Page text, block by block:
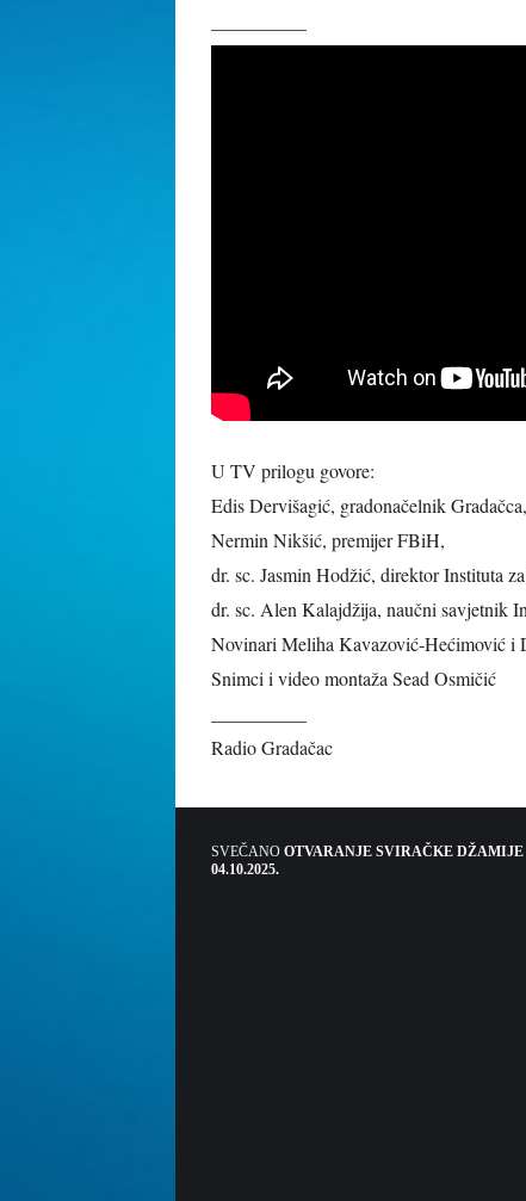
U TV prilogu govore:
Edis Dervišagić, gradonačelnik Gradačca,
Nermin Nikšić, premijer FBiH,
dr. sc. Jasmin Hodžić, direktor Instituta
dr. sc. Alen Kalajdžija, naučni savjetnik
Novinari Meliha Kavazović-Hećimović i
Snimci i video montaža Sead Osmičić
Radio Gradačac
SVEČANO OTVARANJE SVIRAČKE DŽAMIJE
04.10.2025.